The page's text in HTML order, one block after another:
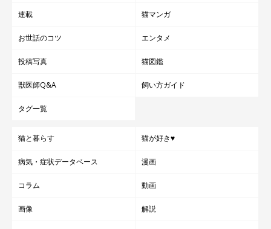
連載 猫マンガ
お世話のコツ エンタメ
投稿写真 猫図鑑
獣医師Q&A 飼い方ガイド
タグ一覧
猫と暮らす 猫が好き♥
病気・症状データベース 漫画
コラム 動画
画像 解説